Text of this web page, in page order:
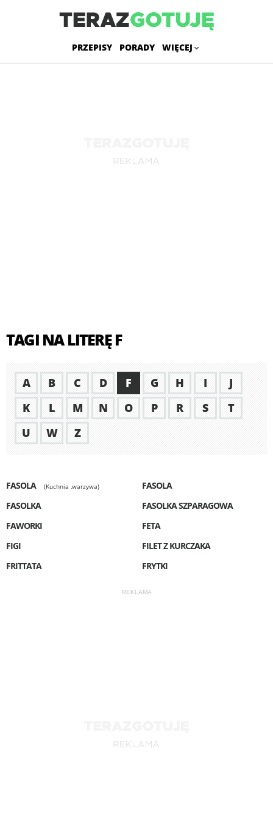
PRZEPISY PORADY WIĘCEJ
TAGI NA LITERĘ F
A B C D F G H I
J
K
L M N O P R S
T
U
W Z
FASOLA (Kuchnia ,warzywa)
FASOLA
FASOLKA
FASOLKA SZPARAGOWA
FAWORKI
FETA
FIGI
FILET Z KURCZAKA
FRITTATA
FRYTKI
REKLAMA